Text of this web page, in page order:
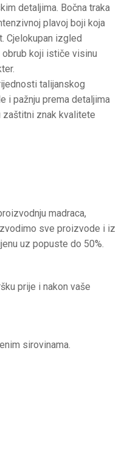
detaljima. Bočna traka
plavoj boji koja
Cjelokupan izgled
koji ističe visinu
talijanskog
i pažnju prema detaljima
znak kvalitete
madraca,
sve proizvode i iz
uz popuste do 50%.
prije i nakon vaše
sirovinama.